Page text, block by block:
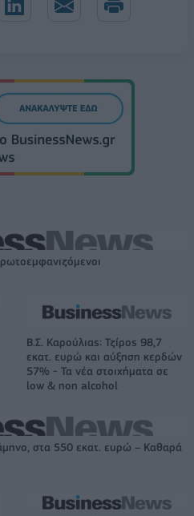
Β.Σ. Καρούλιας: Τζίρος 98,7
εκατ. ευρώ και αύξηση κερδών
57% - Τα νέα στοιχήματα σε
low & non alcohol
στα 550 εκατ. ευρώ – Καθαρά